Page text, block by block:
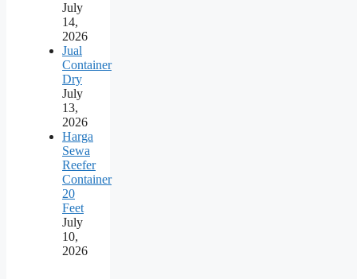
July
14,
2026
Jual
Container
Dry
July
13,
2026
Harga
Sewa
Reefer
Container
20
Feet
July
10,
2026